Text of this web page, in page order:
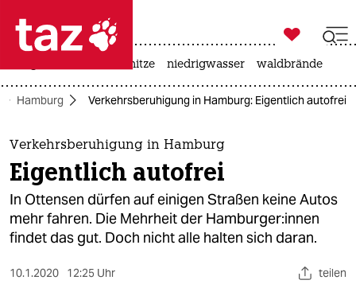
 taz zahl ich
taz zahl ich
themen
politik
öko
gesellschaft

taz zahl ich
hitze niedrigwasser waldbrände
Hamburg Verkehrsberuhigung in Hamburg: Eigentlich autofrei
Verkehrsberuhigung in Hamburg
Eigentlich autofrei
In Ottensen dürfen auf einigen Straßen keine Autos
mehr fahren. Die Mehrheit der Hamburger:innen
findet das gut. Doch nicht alle halten sich daran.
10.1.2020 12:25 Uhr teilen